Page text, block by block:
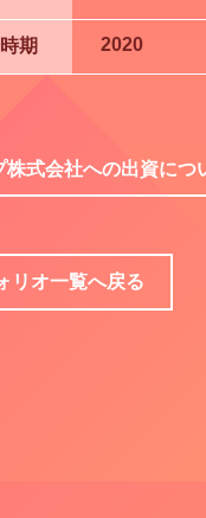
期 2020
式会社への出資につ
リオ一覧へ戻る